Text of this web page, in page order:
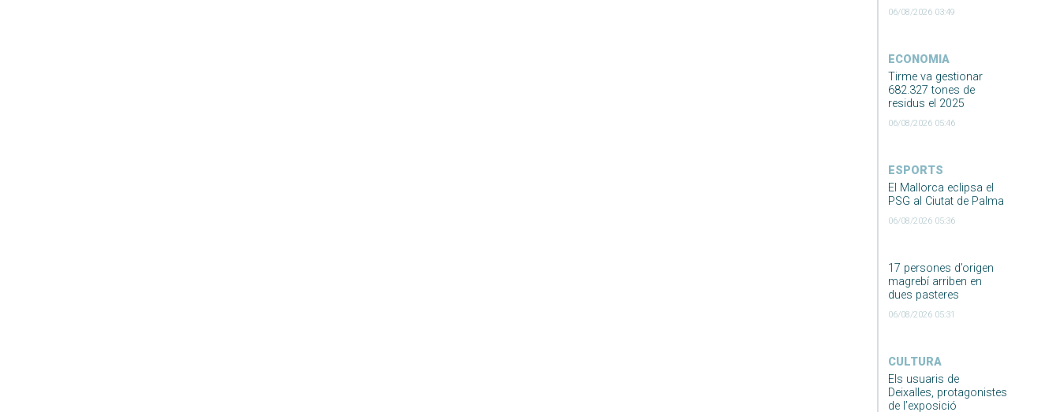
06/08/2026 03:49
ECONOMIA
Tirme va gestionar
682.327 tones de
residus el 2025
06/08/2026 05:46
ESPORTS
El Mallorca eclipsa el
PSG al Ciutat de Palma
06/08/2026 05:36
17 persones d’origen
magrebí arriben en
dues pasteres
06/08/2026 05:31
CULTURA
Els usuaris de
Deixalles, protagonistes
de l’exposició